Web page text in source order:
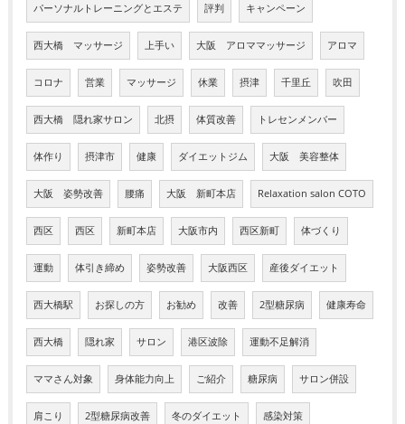
パーソナルトレーニングとエステ 評判 キャンペーン
西大橋 マッサージ 上手い 大阪 アロママッサージ アロマ
コロナ 営業 マッサージ 休業 摂津 千里丘 吹田
西大橋 隠れ家サロン 北摂 体質改善 トレセンメンバー
体作り 摂津市 健康 ダイエットジム 大阪 美容整体
大阪 姿勢改善 腰痛 大阪 新町本店 Relaxation salon COTO
西区 西区 新町本店 大阪市内 西区新町 体づくり
運動 体引き締め 姿勢改善 大阪西区 産後ダイエット
西大橋駅 お探しの方 お勧め 改善 2型糖尿病 健康寿命
西大橋 隠れ家 サロン 港区波除 運動不足解消
ママさん対象 身体能力向上 ご紹介 糖尿病 サロン併設
肩こり 2型糖尿病改善 冬のダイエット 感染対策